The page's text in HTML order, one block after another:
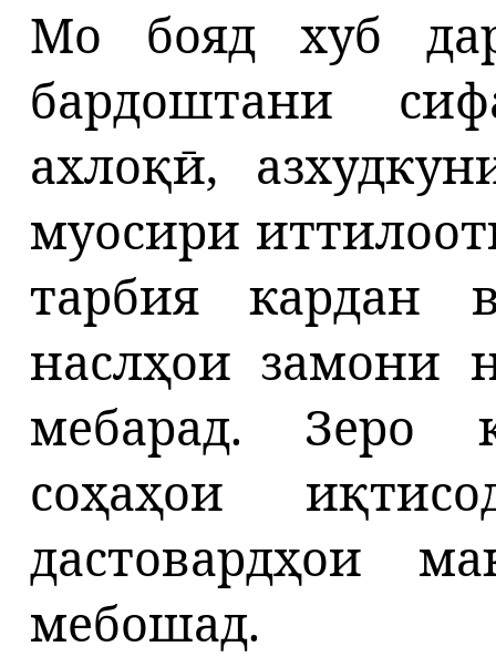
Мо бояд хуб
бардоштани
ахлоқӣ,
муосири
тарбия кардан
наслҳои замони
мебарад. Зеро
соҳаҳои
дастовардҳои
мебошад.